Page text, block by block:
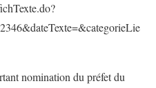
nomination du préfet du